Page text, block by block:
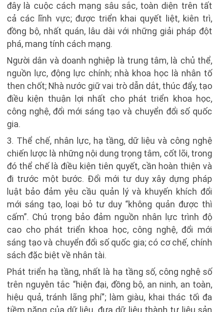
đây là cuộc cách mạng sâu sắc, toàn diện trên tất
cả các lĩnh vực; được triển khai quyết liệt, kiên trì,
đồng bộ, nhất quán, lâu dài với những giải pháp đột
phá, mang tính cách mạng.
Người dân và doanh nghiệp là trung tâm, là chủ thể,
nguồn lực, động lực chính; nhà khoa học là nhân tố
then chốt; Nhà nước giữ vai trò dẫn dắt, thúc đẩy, tạo
điều kiện thuận lợi nhất cho phát triển khoa học,
công nghệ, đổi mới sáng tạo và chuyển đổi số quốc
gia.
3. Thể chế, nhân lực, hạ tầng, dữ liệu và công nghệ
chiến lược là những nội dung trọng tâm, cốt lõi, trong
đó thể chế là điều kiện tiên quyết, cần hoàn thiện và
đi trước một bước. Đổi mới tư duy xây dựng pháp
luật bảo đảm yêu cầu quản lý và khuyến khích đổi
mới sáng tạo, loại bỏ tư duy “không quản được thì
cấm”. Chú trọng bảo đảm nguồn nhân lực trình độ
cao cho phát triển khoa học, công nghệ, đổi mới
sáng tạo và chuyển đổi số quốc gia; có cơ chế, chính
sách đặc biệt về nhân tài.
Phát triển hạ tầng, nhất là hạ tầng số, công nghệ số
trên nguyên tắc “hiện đại, đồng bộ, an ninh, an toàn,
hiệu quả, tránh lãng phí”; làm giàu, khai thác tối đa
tiềm năng của dữ liệu, đưa dữ liệu thành tư liệu sản